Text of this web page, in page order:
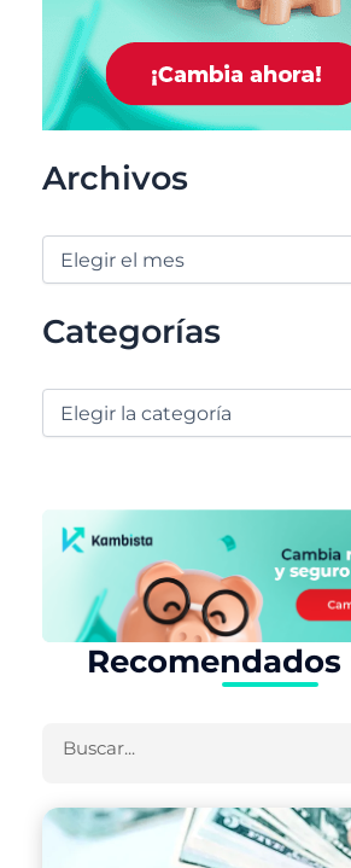
Archivos
Categorías